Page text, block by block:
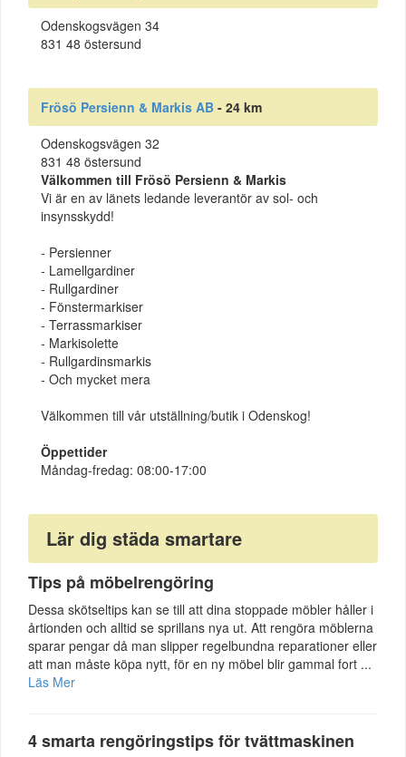
Odenskogsvägen 34
831 48 östersund
Frösö Persienn & Markis AB - 24 km
Odenskogsvägen 32
831 48 östersund
Välkommen till Frösö Persienn & Markis
Vi är en av länets ledande leverantör av sol- och
insynsskydd!
- Persienner
- Lamellgardiner
- Rullgardiner
- Fönstermarkiser
- Terrassmarkiser
- Markisolette
- Rullgardinsmarkis
- Och mycket mera
Välkommen till vår utställning/butik i Odenskog!
Öppettider
Måndag-fredag: 08:00-17:00
Lär dig städa smartare
Tips på möbelrengöring
Dessa skötseltips kan se till att dina stoppade möbler håller i
årtionden och alltid se sprillans nya ut. Att rengöra möblerna
sparar pengar då man slipper regelbundna reparationer eller
att man måste köpa nytt, för en ny möbel blir gammal fort ...
Läs Mer
4 smarta rengöringstips för tvättmaskinen